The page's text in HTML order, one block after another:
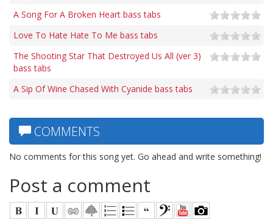
A Song For A Broken Heart bass tabs
Love To Hate Hate To Me bass tabs
The Shooting Star That Destroyed Us All (ver 3)
bass tabs
A Sip Of Wine Chased With Cyanide bass tabs
COMMENTS
No comments for this song yet. Go ahead and write something!
Post a comment